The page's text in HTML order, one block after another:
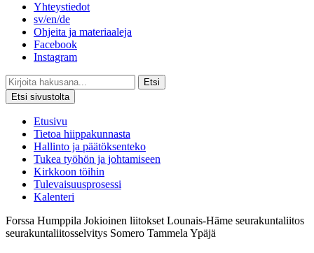
Yhteystiedot
sv/en/de
Ohjeita ja materiaaleja
Facebook
Instagram
Etsi
Etsi sivustolta
Etusivu
Tietoa hiippakunnasta
Hallinto ja päätöksenteko
Tukea työhön ja johtamiseen
Kirkkoon töihin
Tulevaisuusprosessi
Kalenteri
Forssa Humppila Jokioinen liitokset Lounais-Häme seurakuntaliitos
seurakuntaliitosselvitys Somero Tammela Ypäjä